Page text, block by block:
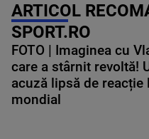
ARTICOL
SPORT.RO
FOTO | Imaginea cu
care a stârnit revoltă!
acuză lipsă de reacție
mondial